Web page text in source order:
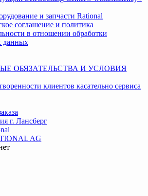
и запчасти Rational
соглашение и политика
в отношении обработки
данных
ОБЯЗАТЕЛЬСТВА И УСЛОВИЯ
клиентов касательно сервиса
г. Лансберг
AG